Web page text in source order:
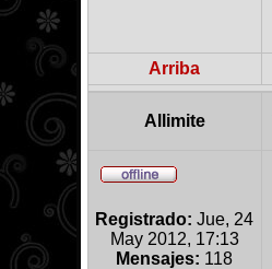
Arriba
Allimite
Registrado: Jue, 24
May 2012, 17:13
Mensajes: 118